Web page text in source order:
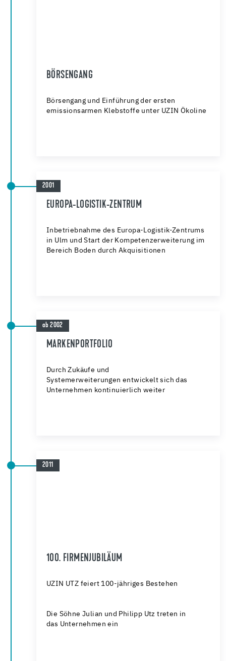
BÖRSENGANG
Börsengang und Einführung der ersten
emissionsarmen Klebstoffe unter UZIN Ökoline
2001
EUROPA-LOGISTIK-ZENTRUM
Inbetriebnahme des Europa-Logistik-Zentrums
in Ulm und Start der Kompetenzerweiterung im
Bereich Boden durch Akquisitionen
ab 2002
MARKENPORTFOLIO
Durch Zukäufe und
Systemerweiterungen entwickelt sich das
Unternehmen kontinuierlich weiter
2011
100. FIRMENJUBILÄUM
UZIN UTZ feiert 100-jähriges Bestehen
Die Söhne Julian und Philipp Utz treten in
das Unternehmen ein